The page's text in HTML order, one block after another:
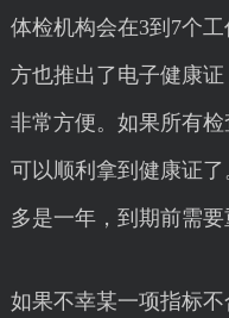
体检机构会在3到7个
方也推出了电子健康证
非常方便。如果所有
可以顺利拿到健康证
多是一年，到期前需要
如果不幸某一项指标